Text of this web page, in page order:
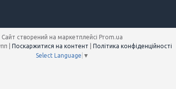
Сайт створений на маркетплейсі Prom.ua
Поскаржитися на контент
Політика конфіденційності
Select Language ▼